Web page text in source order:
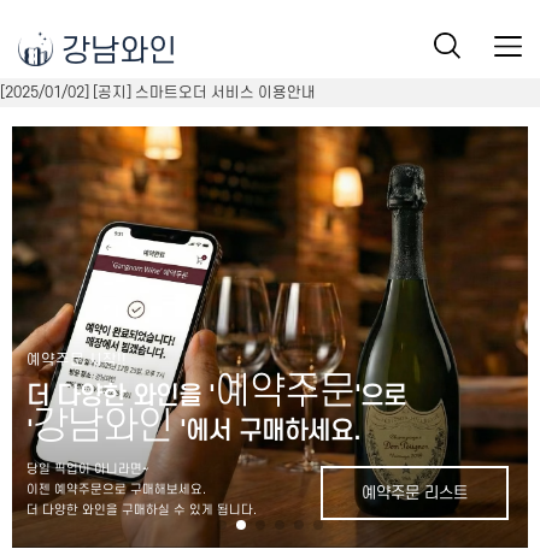
강남와인
예약주문 시작!!
더 다양한 와인을 '예약주문'으로
'강남와인'에서 구매하세요.
당일 픽업이 아니라면~
이젠 예약주문으로 구매해보세요.
더 다양한 와인을 구매하실 수 있게 됩니다.
예약주문 리스트
[2025/01/02] [공지] 스마트오더 서비스 이용안내